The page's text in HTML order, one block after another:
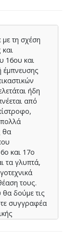
τη σχέση
16ου και
έμπνευσης
ήδη
από
πολλά
θα
και 17ο
τα γλυπτά,
τους.
δούμε τις
συγγραφέα